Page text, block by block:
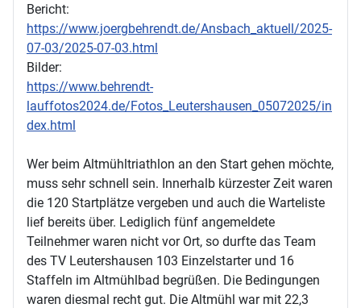
Bericht:
https://www.joergbehrendt.de/Ansbach_aktuell/2025-
07-03/2025-07-03.html
Bilder:
https://www.behrendt-
lauffotos2024.de/Fotos_Leutershausen_05072025/in
dex.html
Wer beim Altmühltriathlon an den Start gehen möchte,
muss sehr schnell sein. Innerhalb kürzester Zeit waren
die 120 Startplätze vergeben und auch die Warteliste
lief bereits über. Lediglich fünf angemeldete
Teilnehmer waren nicht vor Ort, so durfte das Team
des TV Leutershausen 103 Einzelstarter und 16
Staffeln im Altmühlbad begrüßen. Die Bedingungen
waren diesmal recht gut. Die Altmühl war mit 22,3